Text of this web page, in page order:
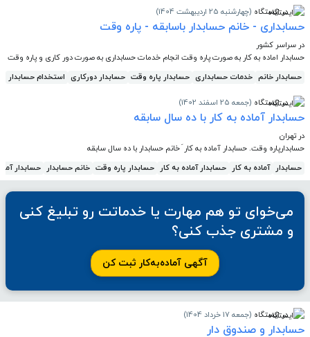
در ایستگاه (چهارشنبه 25 اردیبهشت 1404)
حسابداری - خانم حسابدار باسابقه - پاره وقت
در سراسر کشور
حسابدار اماده به کار به صورت پاره وقت انجام خدمات حسابداری به صورت دور کاری و پاره وقت
حسابدار خانم خدمات حسابداری حسابدار پاره وقت حسابدار دورکاری استخدام حسابدار
در ایستگاه (جمعه 25 اسفند 1402)
حسابدار آماده به کار با ده سال سابقه
در تهران
حسابدارپاره وقت. حسابدار آماده به کار َ خانم حسابدار با ده سال سابقه
حسابدار
آماده به کار حسابدار آماده به کار حسابدار پاره وقت خانم حسابدار حسابدار
می‌خوای تو هم مهارت یا خدماتت رو تبلیغ کنی
و مشتری جذب کنی؟
آگهی آماده‌به‌کار ثبت کن
در ایستگاه (جمعه 17 خرداد 1404)
حسابدار و صندوق دار